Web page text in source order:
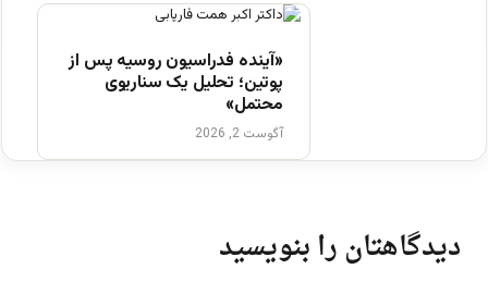
«آینده فدراسیون روسیه پس از
پوتین؛ تحلیل یک سناریوی
محتمل»
آگوست 2, 2026
دیدگاهتان را بنویسید